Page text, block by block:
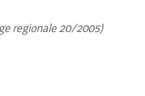
regionale 20/2005)